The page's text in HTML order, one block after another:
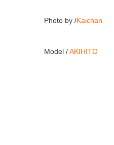
Photo by /Kaichan
Model /AKIHITO